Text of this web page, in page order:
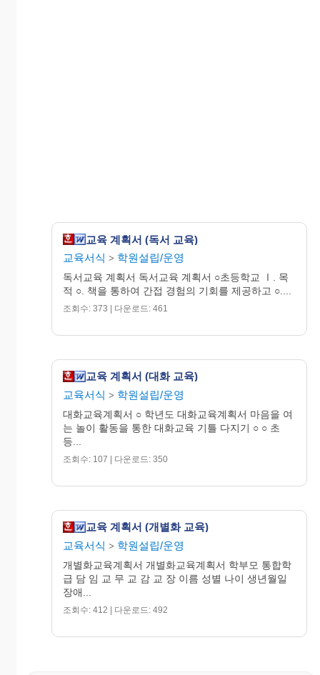
교육 계획서 (독서 교육)
교육서식 > 학원설립/운영
독서교육 계획서 독서교육 계획서 ○초등학교 Ⅰ. 목
적 ○. 책을 통하여 간접 경험의 기회를 제공하고 ○....
조회수: 373 | 다운로드: 461
교육 계획서 (대화 교육)
교육서식 > 학원설립/운영
대화교육계획서 ○ 학년도 대화교육계획서 마음을 여
는 놀이 활동을 통한 대화교육 기틀 다지기 ○ ○ 초
등...
조회수: 107 | 다운로드: 350
교육 계획서 (개별화 교육)
교육서식 > 학원설립/운영
개별화교육계획서 개별화교육계획서 학부모 통합학
급 담 임 교 무 교 감 교 장 이름 성별 나이 생년월일
장애...
조회수: 412 | 다운로드: 492